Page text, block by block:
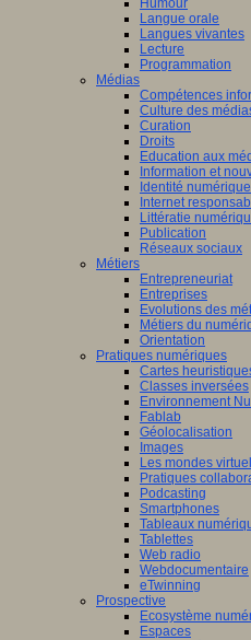
Humour
Langue orale
Langues vivantes
Lecture
Programmation
Médias
Compétences
Culture des
Curation
Droits
Education aux
Information et
Identité numérique
Internet
Littératie
Publication
Réseaux sociaux
Métiers
Entrepreneuriat
Entreprises
Evolutions des
Métiers du
Orientation
Pratiques numériques
Cartes
Classes inversées
Environnement
Fablab
Géolocalisation
Images
Les mondes
Pratiques
Podcasting
Smartphones
Tableaux
Tablettes
Web radio
Webdocumentaire
eTwinning
Prospective
Ecosystème
Espaces